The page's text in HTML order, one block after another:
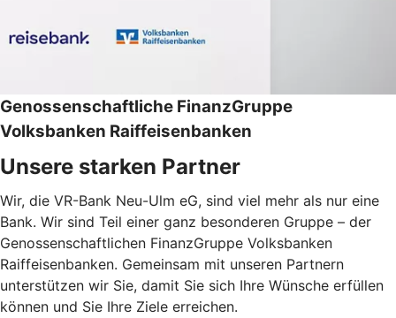
Genossenschaftliche FinanzGruppe
Volksbanken Raiffeisenbanken
Unsere starken Partner
Wir, die VR-Bank Neu-Ulm eG, sind viel mehr als nur eine
Bank. Wir sind Teil einer ganz besonderen Gruppe – der
Genossenschaftlichen FinanzGruppe Volksbanken
Raiffeisenbanken. Gemeinsam mit unseren Partnern
unterstützen wir Sie, damit Sie sich Ihre Wünsche erfüllen
können und Sie Ihre Ziele erreichen.